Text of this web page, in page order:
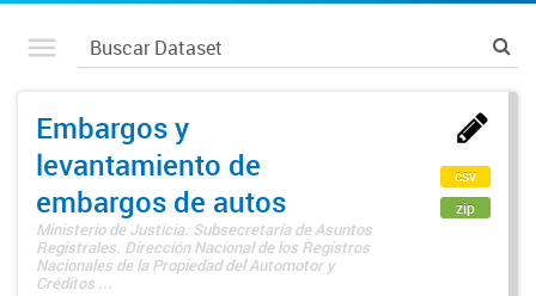
Embargos y
levantamiento de
embargos de autos
Ministerio de Justicia. Subsecretaría de Asuntos
Registrales. Dirección Nacional de los Registros
Nacionales de la Propiedad del Automotor y
Créditos ...
csv
zip